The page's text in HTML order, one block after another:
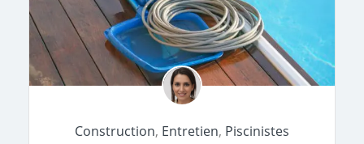
Construction, Entretien, Piscinistes